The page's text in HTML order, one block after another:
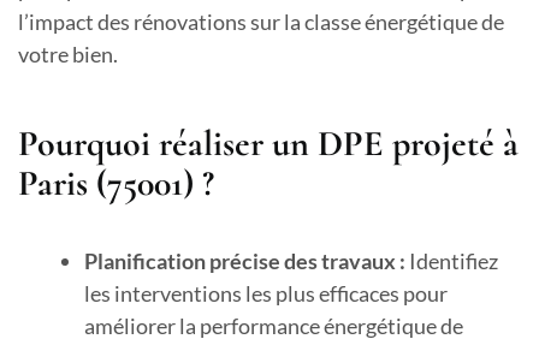
l’impact des rénovations sur la classe énergétique de
votre bien.
Pourquoi réaliser un DPE projeté à
Paris (75001) ?
Planification précise des travaux : Identifiez
les interventions les plus efficaces pour
améliorer la performance énergétique de